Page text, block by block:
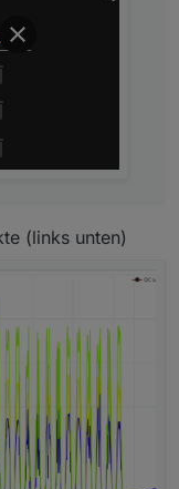
(links unten)